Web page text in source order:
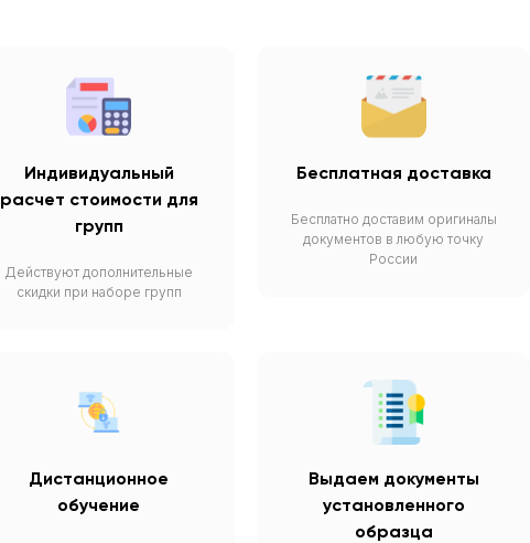
Индивидуальный
расчет стоимости для
групп
Действуют дополнительные
скидки при наборе групп
Бесплатная доставка
Бесплатно доставим оригиналы
документов в любую точку
России
Дистанционное
обучение
Выдаем документы
установленного
образца